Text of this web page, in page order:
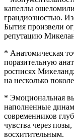
капеллы
грандиозностью.
Бытия произвели
репутацию
* Анатомическая
поразительную
росписях
на несколько
* Эмоциональная
наполненные
современников
чувства через
восхитительным.